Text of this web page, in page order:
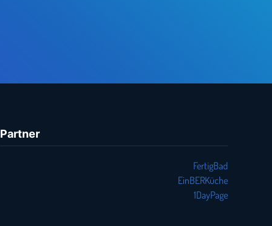
Partner
FertigBad
EinBERKüche
1DayPage